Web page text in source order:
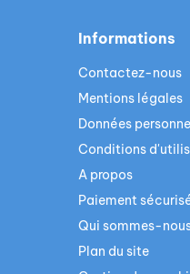
Informations
Contactez-nous
Mentions légales
Données
Conditions
A propos
Paiement
Qui sommes-
Plan du site